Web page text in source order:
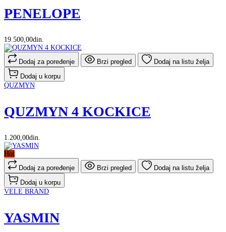
PENELOPE
19.500,00din.
Dodaj za poređenje Brzi pregled
Dodaj na listu želja
Dodaj u korpu
QUZMYN
QUZMYN 4 KOCKICE
1.200,00din.
Hot
Dodaj za poređenje
Brzi pregled
Dodaj na listu želja
Dodaj u korpu
VELE BRAND
YASMIN